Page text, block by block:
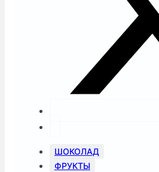
ШОКОЛАД
ФРУКТЫ